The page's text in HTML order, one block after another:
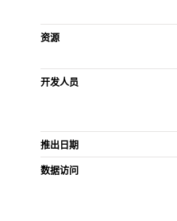
资源
开发人员
推出日期
数据访问